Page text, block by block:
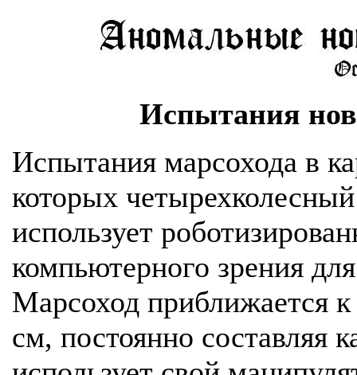
Испытания
Испытания марсохода в
которых
использует
компьютерного зрения
Марсоход приближается
см, постоянно составляя